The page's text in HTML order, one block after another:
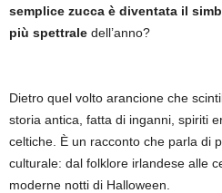
semplice zucca è diventata il
più spettrale dell’anno?
Dietro quel volto arancione che
storia antica, fatta di inganni, spiriti
celtiche. È un racconto che parla di
culturale: dal folklore irlandese alle
moderne notti di Halloween.